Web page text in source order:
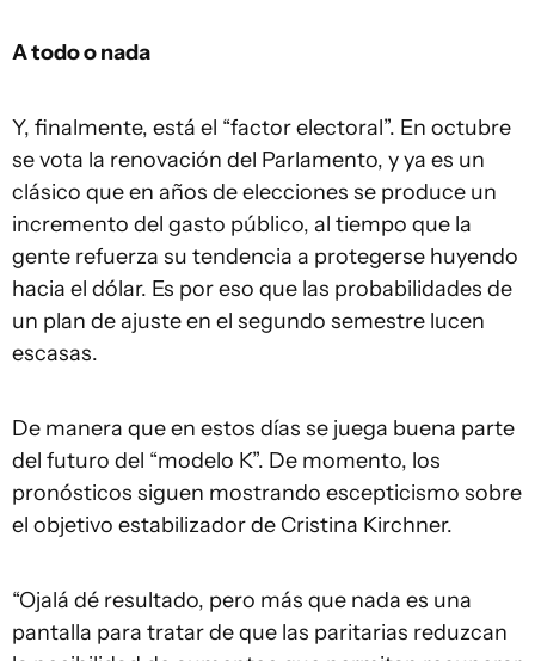
A todo o nada
Y, finalmente, está el “factor electoral”. En octubre
se vota la renovación del Parlamento, y ya es un
clásico que en años de elecciones se produce un
incremento del gasto público, al tiempo que la
gente refuerza su tendencia a protegerse huyendo
hacia el dólar. Es por eso que las probabilidades de
un plan de ajuste en el segundo semestre lucen
escasas.
De manera que en estos días se juega buena parte
del futuro del “modelo K”. De momento, los
pronósticos siguen mostrando escepticismo sobre
el objetivo estabilizador de Cristina Kirchner.
“Ojalá dé resultado, pero más que nada es una
pantalla para tratar de que las paritarias reduzcan